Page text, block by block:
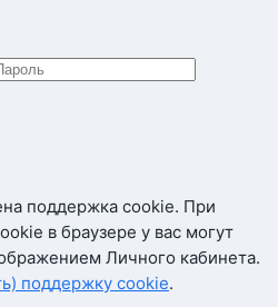
поддержка cookie. При
в браузере у вас могут
Личного кабинета.
поддержку cookie.